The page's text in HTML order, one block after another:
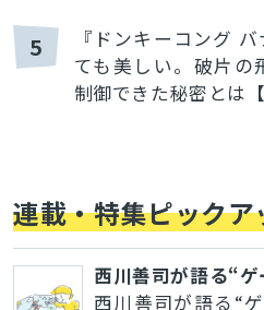
5
『ドンキーコング
ても美しい。破片の
制御できた秘密とは【
連載・特集ピックア
西川善司が語る“
西川善司が語る“